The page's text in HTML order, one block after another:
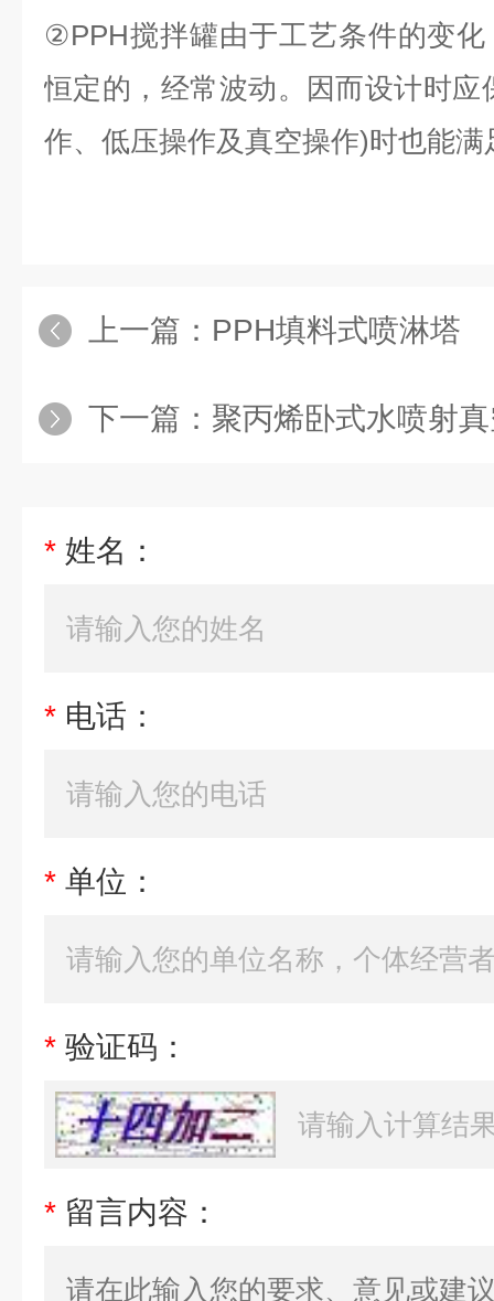
②PPH搅拌罐由于工艺条件的变
恒定的，经常波动。因而设计时
作、低压操作及真空操作)时也能满
上一篇： PPH填料式喷淋塔
下一篇： 聚丙烯卧式水喷射
* 姓名：
* 电话：
* 单位：
* 验证码：
* 留言内容：